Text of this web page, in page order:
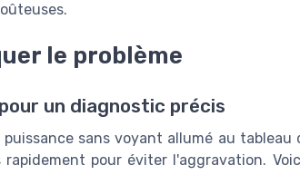
le problème
un diagnostic précis
sans voyant allumé au tableau
pour éviter l'aggravation.